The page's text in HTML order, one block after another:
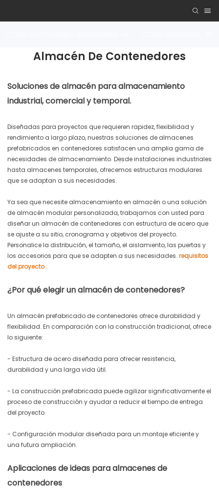
Almacén De Contenedores
Soluciones de almacén para almacenamiento
industrial, comercial y temporal.
Diseñadas para proyectos que requieren rapidez, flexibilidad y
rendimiento a largo plazo, nuestras soluciones de almacenes
prefabricados en contenedores satisfacen una amplia gama de
necesidades de almacenamiento. Desde instalaciones industriales
hasta almacenes temporales, ofrecemos estructuras modulares
que se adaptan a sus necesidades.
Ya sea que necesite almacenamiento en almacén o una solución
de almacén modular personalizada, trabajamos con usted para
diseñar un almacén de contenedores con estructura de acero que
se ajuste a su sitio, cronograma y objetivos del proyecto.
Personalice la distribución, el tamaño, el aislamiento, las puertas y
los accesorios para que se adapten a sus necesidades. requisitos
del proyecto.
¿Por qué elegir un almacén de contenedores?
Un almacén prefabricado de contenedores ofrece durabilidad y
flexibilidad. En comparación con la construcción tradicional, ofrece
lo siguiente:
- Estructura de acero diseñada para ofrecer resistencia,
durabilidad y una larga vida útil.
- La construcción prefabricada puede agilizar significativamente el
proceso de construcción y ayudar a reducir el tiempo de entrega
del proyecto.
- Configuración modular diseñada para un montaje eficiente y
una futura ampliación.
Aplicaciones de ideas para almacenes de
contenedores